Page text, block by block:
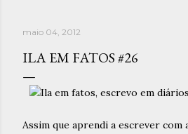
maio 04, 2012
ILA EM FATOS #26
Assim que aprendi a escrever com